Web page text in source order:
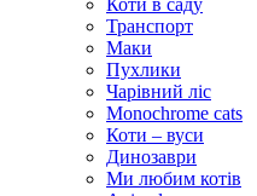
Коти в саду
Транспорт
Маки
Пухлики
Чарівний ліс
Monochrome cats
Коти – вуси
Динозаври
Ми любим котів